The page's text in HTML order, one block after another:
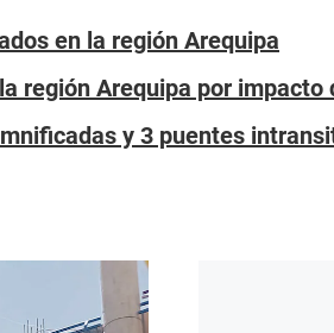
en la región Arequipa
región Arequipa por impacto
y 3 puentes